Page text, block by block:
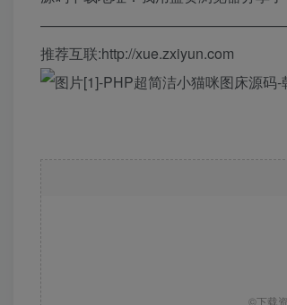
推荐互联:http://xue.zxiyun.com
©下载